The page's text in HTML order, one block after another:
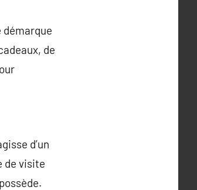
démarque
de
d’un
de visite